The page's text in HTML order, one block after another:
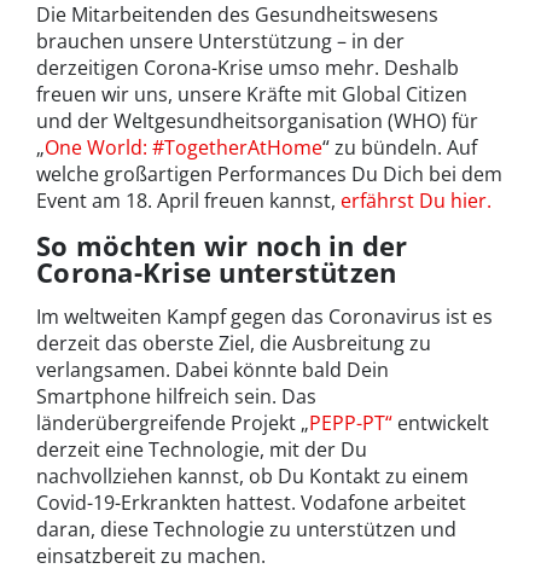
Die Mitarbeitenden des Gesundheitswesens
brauchen unsere Unterstützung – in der
derzeitigen Corona-Krise umso mehr. Deshalb
freuen wir uns, unsere Kräfte mit Global Citizen
und der Weltgesundheitsorganisation (WHO) für
„One World: #TogetherAtHome“ zu bündeln. Auf
welche großartigen Performances Du Dich bei dem
Event am 18. April freuen kannst, erfährst Du hier.
So möchten wir noch in der
Corona-Krise unterstützen
Im weltweiten Kampf gegen das Coronavirus ist es
derzeit das oberste Ziel, die Ausbreitung zu
verlangsamen. Dabei könnte bald Dein
Smartphone hilfreich sein. Das
länderübergreifende Projekt „PEPP-PT“ entwickelt
derzeit eine Technologie, mit der Du
nachvollziehen kannst, ob Du Kontakt zu einem
Covid-19-Erkrankten hattest. Vodafone arbeitet
daran, diese Technologie zu unterstützen und
einsatzbereit zu machen.